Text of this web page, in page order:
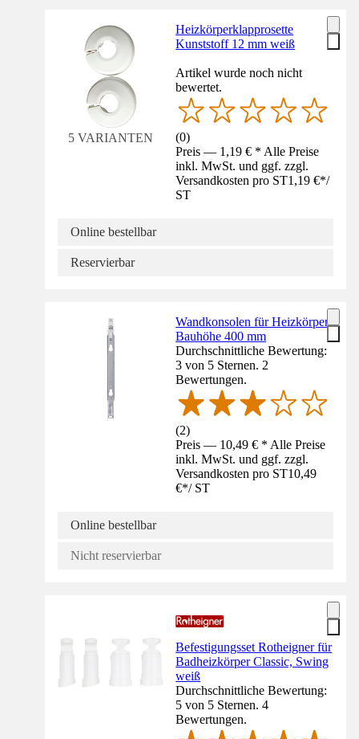
5 VARIANTEN
Heizkörperklapprosette
Kunststoff 12 mm weiß
Artikel wurde noch nicht
bewertet.
(0)
Preis — 1,19 € * Alle Preise
inkl. MwSt. und ggf. zzgl.
Versandkosten pro ST1,19 €*/
ST
Online bestellbar
Reservierbar
Wandkonsolen für Heizkörper
Bauhöhe 400 mm
Durchschnittliche Bewertung:
3 von 5 Sternen. 2
Bewertungen.
(2)
Preis — 10,49 € * Alle Preise
inkl. MwSt. und ggf. zzgl.
Versandkosten pro ST10,49
€*/ ST
Online bestellbar
Nicht reservierbar
Befestigungsset Rotheigner für
Badheizkörper Classic, Swing
weiß
Durchschnittliche Bewertung:
5 von 5 Sternen. 4
Bewertungen.